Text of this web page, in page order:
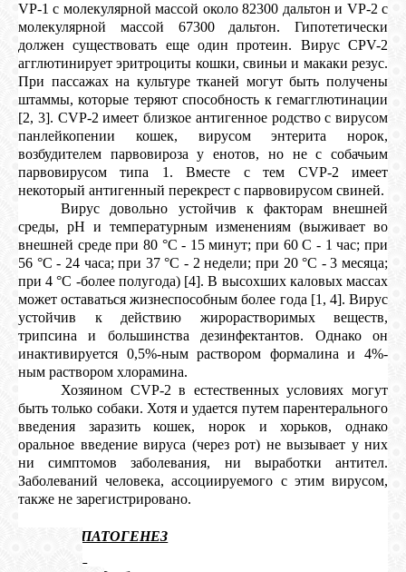
VP-1 с молекулярной массой около 82300 дальтон и VP-2 с
молекулярной массой 67300 дальтон. Гипотетически
должен существовать еще один протеин. Вирус CPV-2
агглютинирует эритроциты кошки, свиньи и макаки резус.
При пассажах на культуре тканей могут быть получены
штаммы, которые теряют способность к гемагглютинации
[2, 3]. CVP-2 имеет близкое антигенное родство с вирусом
панлейкопении кошек, вирусом энтерита норок,
возбудителем парвовироза у енотов, но не с собачьим
парвовирусом типа 1. Вместе с тем CVP-2 имеет
некоторый антигенный перекрест с парвовирусом свиней.
Вирус довольно устойчив к факторам внешней
среды, рН и температурным изменениям (выживает во
внешней среде при 80 °С - 15 минут; при 60 С - 1 час; при
56 °С - 24 часа; при 37 °С - 2 недели; при 20 °С - 3 месяца;
при 4 °С -более полугода) [4]. В высохших каловых массах
может оставаться жизнеспособным более года [1, 4]. Вирус
устойчив к действию жирорастворимых веществ,
трипсина и большинства дезинфектантов. Однако он
инактивируется 0,5%-ным раствором формалина и 4%-
ным раствором хлорамина.
Хозяином CVP-2 в естественных условиях могут
быть только собаки. Хотя и удается путем парентерального
введения заразить кошек, норок и хорьков, однако
оральное введение вируса (через рот) не вызывает у них
ни симптомов заболевания, ни выработки антител.
Заболеваний человека, ассоциируемого с этим вирусом,
также не зарегистрировано.
ПАТОГЕНЕЗ